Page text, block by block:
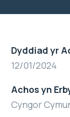
Dyddiad yr
12/01/2024
Achos yn
Cyngor